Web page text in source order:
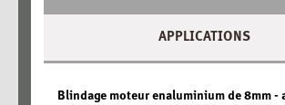
APPLICATIONS
Blindage moteur enaluminium de 8mm -